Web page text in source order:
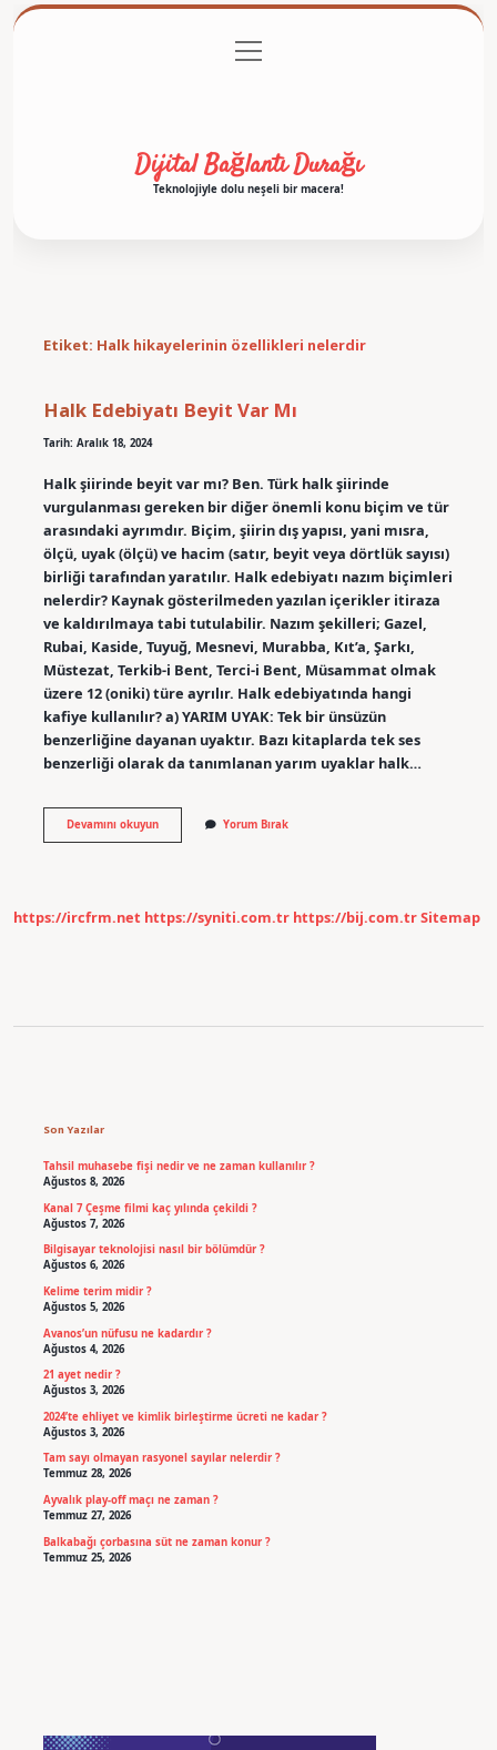
Gizlilik Politikası
menüyü
aç
Dijital Bağlantı Durağı
Teknolojiyle dolu neşeli bir macera!
Etiket: Halk hikayelerinin özellikleri nelerdir
Halk Edebiyatı Beyit Var Mı
Tarih: Aralık 18, 2024
Halk şiirinde beyit var mı? Ben. Türk halk şiirinde
vurgulanması gereken bir diğer önemli konu biçim ve tür
arasındaki ayrımdır. Biçim, şiirin dış yapısı, yani mısra,
ölçü, uyak (ölçü) ve hacim (satır, beyit veya dörtlük sayısı)
birliği tarafından yaratılır. Halk edebiyatı nazım biçimleri
nelerdir? Kaynak gösterilmeden yazılan içerikler itiraza
ve kaldırılmaya tabi tutulabilir. Nazım şekilleri; Gazel,
Rubai, Kaside, Tuyuğ, Mesnevi, Murabba, Kıt’a, Şarkı,
Müstezat, Terkib-i Bent, Terci-i Bent, Müsammat olmak
üzere 12 (oniki) türe ayrılır. Halk edebiyatında hangi
kafiye kullanılır? a) YARIM UYAK: Tek bir ünsüzün
benzerliğine dayanan uyaktır. Bazı kitaplarda tek ses
benzerliği olarak da tanımlanan yarım uyaklar halk…
Devamını okuyunHalk
Edebiyatı
Yorum Bırak
https://ircfrm.net https://syniti.com.tr https://bij.com.trSitemap
Son Yazılar
Tahsil muhasebe fişi nedir ve ne zaman kullanılır ?
Ağustos 8, 2026
Kanal 7 Çeşme filmi kaç yılında çekildi ?
Ağustos 7, 2026
Bilgisayar teknolojisi nasıl bir bölümdür ?
Ağustos 6, 2026
Kelime terim midir ?
Ağustos 5, 2026
Avanos’un nüfusu ne kadardır ?
Ağustos 4, 2026
21 ayet nedir ?
Ağustos 3, 2026
2024’te ehliyet ve kimlik birleştirme ücreti ne kadar ?
Ağustos 3, 2026
Tam sayı olmayan rasyonel sayılar nelerdir ?
Temmuz 28, 2026
Ayvalık play-off maçı ne zaman ?
Temmuz 27, 2026
Balkabağı çorbasına süt ne zaman konur ?
Temmuz 25, 2026